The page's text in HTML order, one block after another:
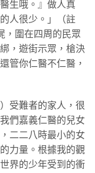
生哦。』做人真
人很少。」（註
，圍在四周的民眾
，遊街示眾，槍決
管你仁醫不仁醫，
受難者的家人，很
們嘉義仁醫的兒女
二二八時最小的女
力量。根據我的觀
界的少年受到的衝